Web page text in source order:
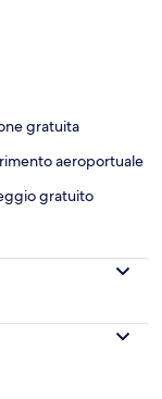
(gratuito) e un
gratuita
aeroportuale
gratuito